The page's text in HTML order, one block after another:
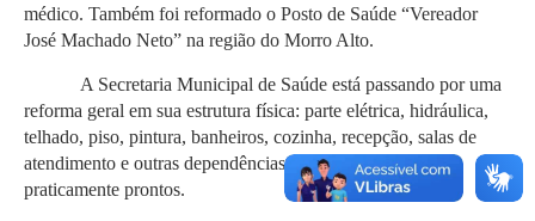
médico. Também foi reformado o Posto de Saúde “Vereador
José Machado Neto” na região do Morro Alto.
A Secretaria Municipal de Saúde está passando por uma
reforma geral em sua estrutura física: parte elétrica, hidráulica,
telhado, piso, pintura, banheiros, cozinha, recepção, salas de
atendimento e outras dependências. Os serviços estão
praticamente prontos.